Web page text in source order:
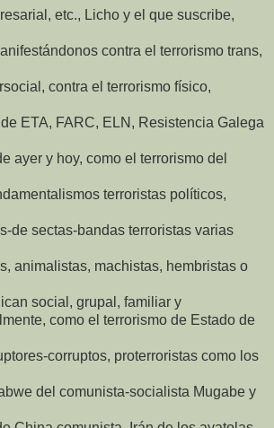
etc., Licho y el que suscribe,
contra el terrorismo trans,
contra el terrorismo físico,
ETA, FARC, ELN, Resistencia Galega
ayer y hoy, como el terrorismo del
terroristas políticos,
de sectas-bandas terroristas varias
animalistas, machistas, hembristas o
social, grupal, familiar y
como el terrorismo de Estado de
corruptos, proterroristas como los
del comunista-socialista Mugabe y